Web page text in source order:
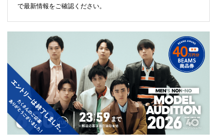
で最新情報をご確認ください。